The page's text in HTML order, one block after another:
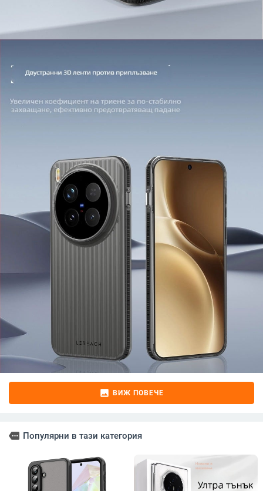
image ВИЖ ПОВЕЧЕ
more Популярни в тази категория